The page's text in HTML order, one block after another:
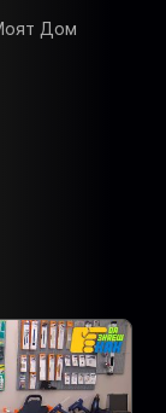
Дом